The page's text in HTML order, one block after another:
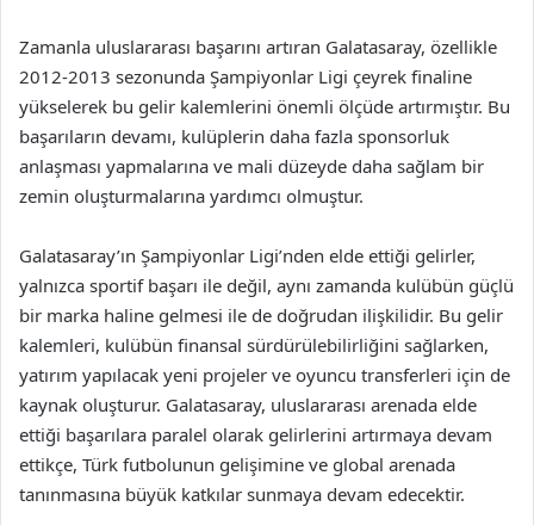
Zamanla uluslararası başarını artıran Galatasaray, özellikle
2012-2013 sezonunda Şampiyonlar Ligi çeyrek finaline
yükselerek bu gelir kalemlerini önemli ölçüde artırmıştır. Bu
başarıların devamı, kulüplerin daha fazla sponsorluk
anlaşması yapmalarına ve mali düzeyde daha sağlam bir
zemin oluşturmalarına yardımcı olmuştur.
Galatasaray’ın Şampiyonlar Ligi’nden elde ettiği gelirler,
yalnızca sportif başarı ile değil, aynı zamanda kulübün güçlü
bir marka haline gelmesi ile de doğrudan ilişkilidir. Bu gelir
kalemleri, kulübün finansal sürdürülebilirliğini sağlarken,
yatırım yapılacak yeni projeler ve oyuncu transferleri için de
kaynak oluşturur. Galatasaray, uluslararası arenada elde
ettiği başarılara paralel olarak gelirlerini artırmaya devam
ettikçe, Türk futbolunun gelişimine ve global arenada
tanınmasına büyük katkılar sunmaya devam edecektir.